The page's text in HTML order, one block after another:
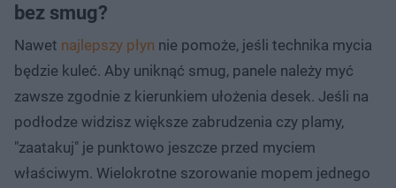
bez smug?
Nawet najlepszy płyn nie pomoże, jeśli technika mycia
będzie kuleć. Aby uniknąć smug, panele należy myć
zawsze zgodnie z kierunkiem ułożenia desek. Jeśli na
podłodze widzisz większe zabrudzenia czy plamy,
"zaatakuj" je punktowo jeszcze przed myciem
właściwym. Wielokrotne szorowanie mopem jednego